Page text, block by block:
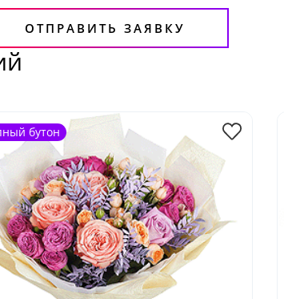
ОТПРАВИТЬ ЗАЯВКУ
бутон